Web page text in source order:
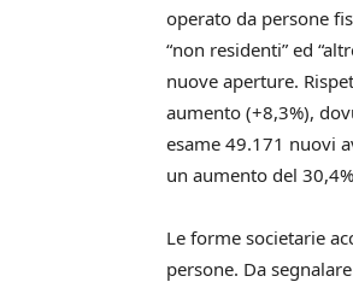
operato da persone
“non residenti” ed
nuove aperture.
aumento (+8,3%),
esame 49.171 nuovi
un aumento del
Le forme societarie
persone. Da